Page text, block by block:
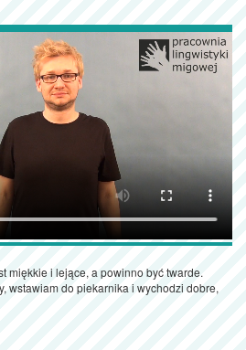
miękkie i lejące, a powinno być twarde.
wstawiam do piekarnika i wychodzi dobre,